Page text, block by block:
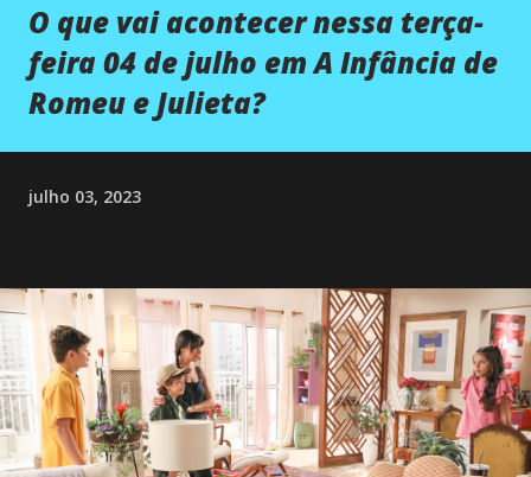
O que vai acontecer nessa terça-
feira 04 de julho em A Infância de
Romeu e Julieta?
julho 03, 2023